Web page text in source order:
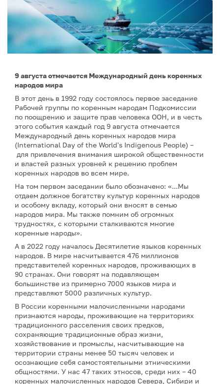
9 августа отмечается Международный день коренных
народов мира
В этот день в 1992 году состоялось первое заседание
Рабочей группы по коренным народам Подкомиссии
по поощрению и защите прав человека ООН, и в честь
этого события каждый год 9 августа отмечается
Международный день коренных народов мира
(International Day of the World's Indigenous People) –
для привлечения внимания широкой общественности
и властей разных уровней к решению проблем
коренных народов во всем мире.
На том первом заседании было обозначено: «...Мы
отдаем должное богатству культур коренных народов
и особому вкладу, который они вносят в семью
народов мира. Мы также помним об огромных
трудностях, с которыми сталкиваются многие
коренные народы».
А в 2022 году началось Десятилетие языков коренных
народов. В мире насчитывается 476 миллионов
представителей коренных народов, проживающих в
90 странах. Они говорят на подавляющем
большинстве из примерно 7000 языков мира и
представляют 5000 различных культур.
В России коренными малочисленными народами
признаются народы, проживающие на территориях
традиционного расселения своих предков,
сохраняющие традиционные образ жизни,
хозяйствование и промыслы, насчитывающие на
территории страны менее 50 тысяч человек и
осознающие себя самостоятельными этническими
общностями. У нас 47 таких этносов, среди них – 40
коренных малочисленных народов Севера, Сибири и